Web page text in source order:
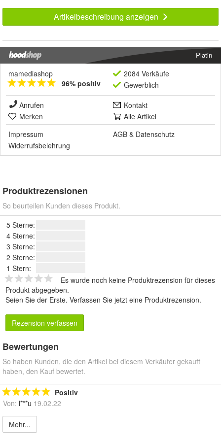
Artikelbeschreibung anzeigen
Platin
mamediashop
96% positiv
2084 Verkäufe
Gewerblich
Anrufen
Kontakt
Merken
Alle Artikel
Impressum
AGB & Datenschutz
Widerrufsbelehrung
Produktrezensionen
So beurteilen Kunden dieses Produkt.
5 Sterne:
4 Sterne:
3 Sterne:
2 Sterne:
1 Stern:
Es wurde noch keine Produktrezension für dieses
Produkt abgegeben.
Seien Sie der Erste. Verfassen Sie jetzt eine Produktrezension.
Rezension verfassen
Bewertungen
So haben Kunden, die den Artikel bei diesem Verkäufer gekauft
haben, den Kauf bewertet.
Positiv
Von: l***u 19.02.22
Mehr...